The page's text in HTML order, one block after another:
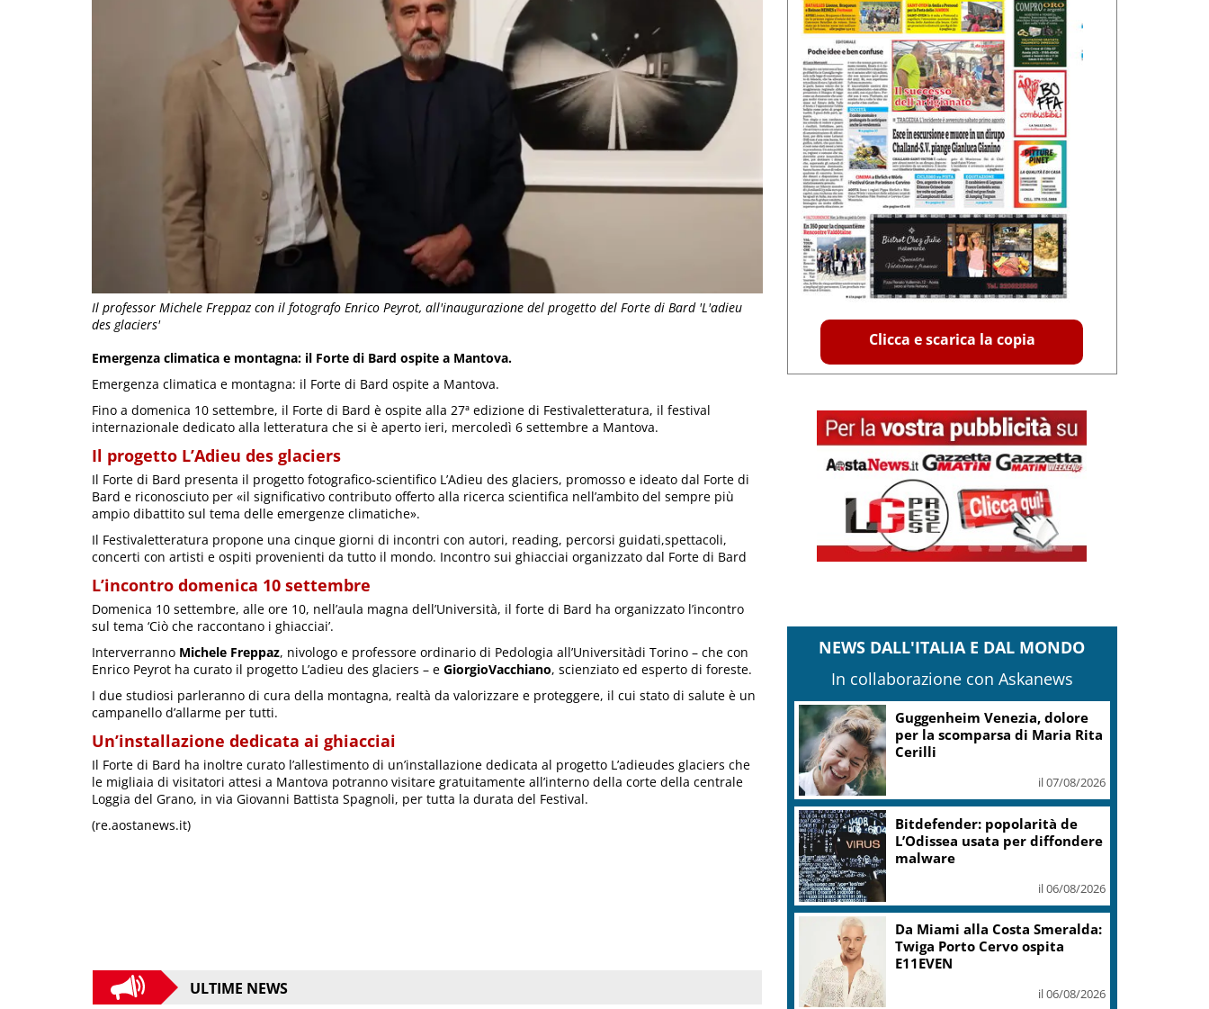
Il professor Michele Freppaz con il fotografo Enrico Peyrot, all'inaugurazione del progetto del Forte di Bard 'L'adieu
des glaciers'
Emergenza climatica e montagna: il Forte di Bard ospite a Mantova.
Emergenza climatica e montagna: il Forte di Bard ospite a Mantova.
Fino a domenica 10 settembre, il Forte di Bard è ospite alla 27ª edizione di Festivaletteratura, il festival
internazionale dedicato alla letteratura che si è aperto ieri, mercoledì 6 settembre a Mantova.
Il progetto L’Adieu des glaciers
Il Forte di Bard presenta il progetto fotografico-scientifico L’Adieu des glaciers, promosso e ideato dal Forte di
Bard e riconosciuto per «il significativo contributo offerto alla ricerca scientifica nell’ambito del sempre più
ampio dibattito sul tema delle emergenze climatiche».
Il Festivaletteratura propone una cinque giorni di incontri con autori, reading, percorsi guidati,spettacoli,
concerti con artisti e ospiti provenienti da tutto il mondo. Incontro sui ghiacciai organizzato dal Forte di Bard
L’incontro domenica 10 settembre
Domenica 10 settembre, alle ore 10, nell’aula magna dell’Università, il forte di Bard ha organizzato l’incontro
sul tema ‘Ciò che raccontano i ghiacciai’.
Interverranno Michele Freppaz, nivologo e professore ordinario di Pedologia all’Universitàdi Torino – che con
Enrico Peyrot ha curato il progetto L’adieu des glaciers – e GiorgioVacchiano, scienziato ed esperto di foreste.
I due studiosi parleranno di cura della montagna, realtà da valorizzare e proteggere, il cui stato di salute è un
campanello d’allarme per tutti.
Un’installazione dedicata ai ghiacciai
Il Forte di Bard ha inoltre curato l’allestimento di un’installazione dedicata al progetto L’adieudes glaciers che
le migliaia di visitatori attesi a Mantova potranno visitare gratuitamente all’interno della corte della centrale
Loggia del Grano, in via Giovanni Battista Spagnoli, per tutta la durata del Festival.
(re.aostanews.it)
ULTIME NEWS
Clicca e scarica la copia
NEWS DALL'ITALIA E DAL MONDO
In collaborazione con Askanews
Guggenheim Venezia, dolore
per la scomparsa di Maria Rita
Cerilli
il 07/08/2026
Bitdefender: popolarità de
L’Odissea usata per diffondere
malware
il 06/08/2026
Da Miami alla Costa Smeralda:
Twiga Porto Cervo ospita
E11EVEN
il 06/08/2026